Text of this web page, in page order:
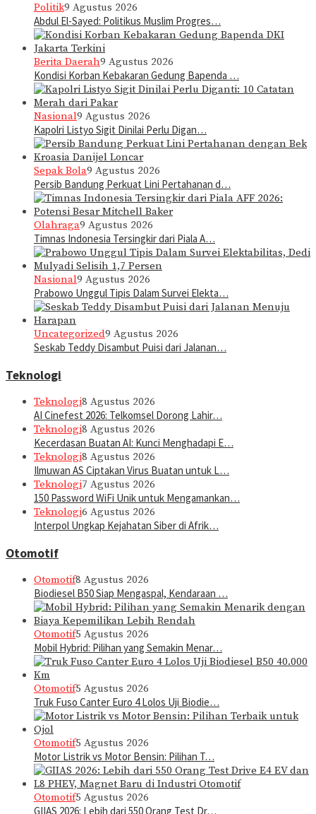
Politik9 Agustus 2026
Abdul El-Sayed: Politikus Muslim Progres…
Berita Daerah9 Agustus 2026
Kondisi Korban Kebakaran Gedung Bapenda …
Nasional9 Agustus 2026
Kapolri Listyo Sigit Dinilai Perlu Digan…
Sepak Bola9 Agustus 2026
Persib Bandung Perkuat Lini Pertahanan d…
Olahraga9 Agustus 2026
Timnas Indonesia Tersingkir dari Piala A…
Nasional9 Agustus 2026
Prabowo Unggul Tipis Dalam Survei Elekta…
Uncategorized9 Agustus 2026
Seskab Teddy Disambut Puisi dari Jalanan…
Teknologi
Teknologi8 Agustus 2026
AI Cinefest 2026: Telkomsel Dorong Lahir…
Teknologi8 Agustus 2026
Kecerdasan Buatan AI: Kunci Menghadapi E…
Teknologi8 Agustus 2026
Ilmuwan AS Ciptakan Virus Buatan untuk L…
Teknologi7 Agustus 2026
150 Password WiFi Unik untuk Mengamankan…
Teknologi6 Agustus 2026
Interpol Ungkap Kejahatan Siber di Afrik…
Otomotif
Otomotif8 Agustus 2026
Biodiesel B50 Siap Mengaspal, Kendaraan …
Otomotif5 Agustus 2026
Mobil Hybrid: Pilihan yang Semakin Menar…
Otomotif5 Agustus 2026
Truk Fuso Canter Euro 4 Lolos Uji Biodie…
Otomotif5 Agustus 2026
Motor Listrik vs Motor Bensin: Pilihan T…
Otomotif5 Agustus 2026
GIIAS 2026: Lebih dari 550 Orang Test Dr…